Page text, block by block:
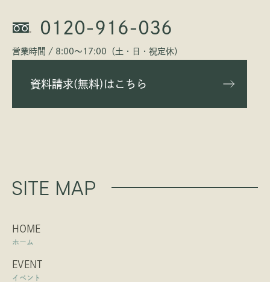
0120-916-036
営業時間 / 8:00〜17:00（土・日・祝定休）
資料請求(無料)はこちら
SITE MAP
HOME
ホーム
EVENT
イベント